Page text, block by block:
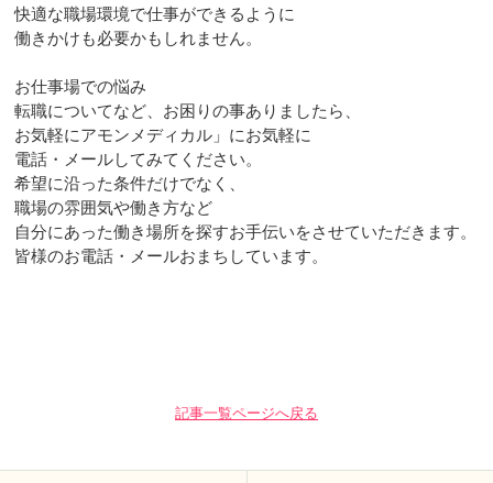
快適な職場環境で仕事ができるように
働きかけも必要かもしれません。
お仕事場での悩み
転職についてなど、お困りの事ありましたら、
お気軽にアモンメディカル」にお気軽に
電話・メールしてみてください。
希望に沿った条件だけでなく、
職場の雰囲気や働き方など
自分にあった働き場所を探すお手伝いをさせていただきます。
皆様のお電話・メールおまちしています。
記事一覧ページへ戻る